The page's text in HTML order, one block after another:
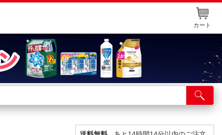
カート
舗サービス
ト取り置き